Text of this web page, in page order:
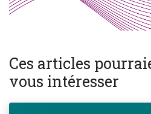
Ces articles
vous intéresser